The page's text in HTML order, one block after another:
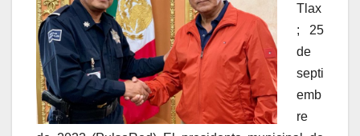
Tlax
; 25
de
septi
emb
re